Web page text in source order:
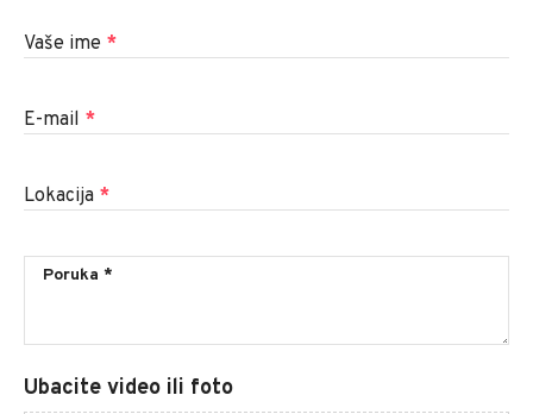
Vaše ime *
E-mail *
Lokacija *
Ubacite video ili foto